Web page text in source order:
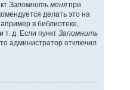
Запомнить меняпри
делать это на
в библиотеке,
т. д. Если пункт Запомнить
администратор отключил